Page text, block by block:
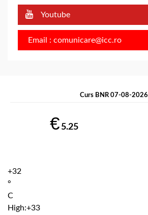
Youtube
Email : comunicare@icc.ro
Curs BNR 07-08-2026
€ 5.25
+32
°
C
High:+33